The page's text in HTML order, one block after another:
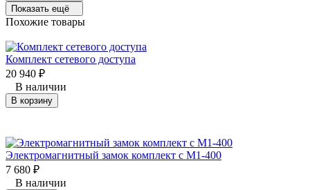
Показать ещё
Похожие товары
Комплект сетевого доступа
20 940 ₽
В наличии
В корзину
Электромагнитный замок комплект с M1-400
7 680 ₽
В наличии